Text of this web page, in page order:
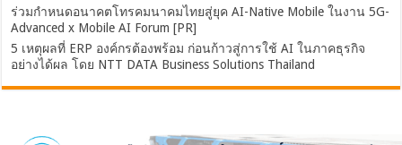
ร่วมกำหนดอนาคตโทรคมนาคมไทยสู่ยุค AI-Native Mobile ในงาน 5G-
Advanced x Mobile AI Forum [PR]
5 เหตุผลที่ ERP องค์กรต้องพร้อม ก่อนก้าวสู่การใช้ AI ในภาคธุรกิจ
อย่างได้ผล โดย NTT DATA Business Solutions Thailand